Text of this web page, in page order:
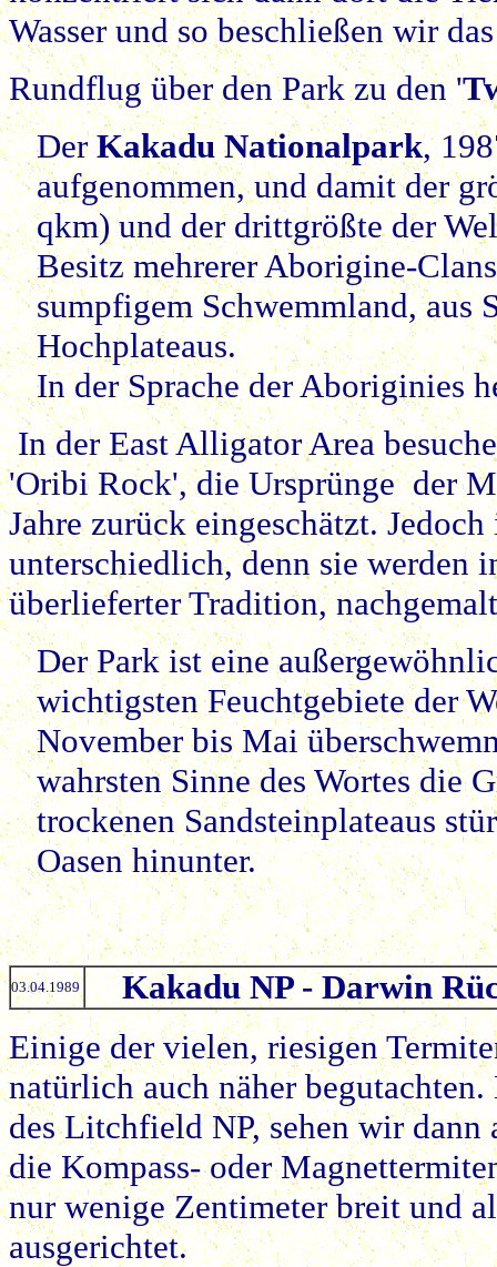
Wasser und so beschließen wir
Rundflug über den Park zu den '
DerKakadu Nationalpark,
aufgenommen, und damit der
qkm) und der drittgrößte der
Besitz mehrerer Aborigine-
sumpfigem Schwemmland, aus
Hochplateaus.
In der Sprache der Aboriginies
In der East Alligator Area
'Oribi Rock', die Ursprünge der
Jahre zurück eingeschätzt.
unterschiedlich, denn sie werden
überlieferter Tradition,
Der Park ist eine
wichtigsten Feuchtgebiete der
November bis Mai
wahrsten Sinne des Wortes die
trockenen Sandsteinplateaus
Oasen hinunter.
03.04.1989
Kakadu NP - Darwin
Einige der vielen, riesigen
natürlich auch näher
des Litchfield NP, sehen wir
die Kompass- oder
nur wenige Zentimeter breit und
ausgerichtet.